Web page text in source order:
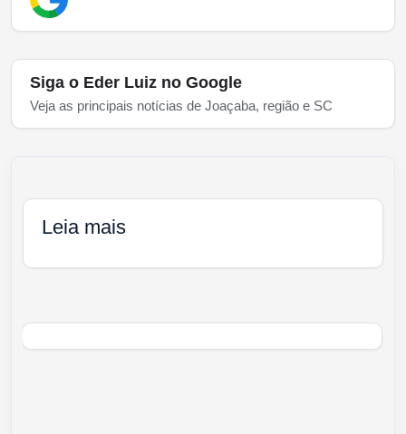
Siga o Eder Luiz no Google
Veja as principais notícias de Joaçaba, região e SC
Leia mais